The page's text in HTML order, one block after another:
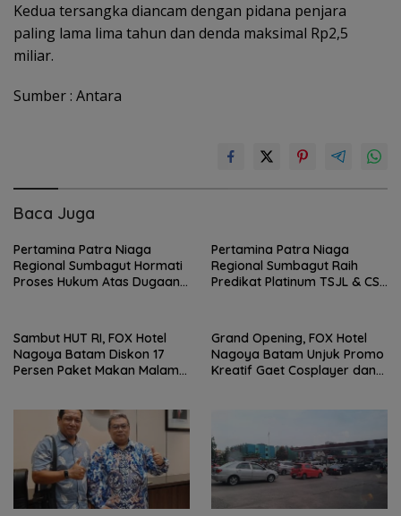
Kedua tersangka diancam dengan pidana penjara
paling lama lima tahun dan denda maksimal Rp2,5
miliar.
Sumber : Antara
Baca Juga
Pertamina Patra Niaga
Regional Sumbagut Hormati
Proses Hukum Atas Dugaan
Pertamina Patra Niaga
Regional Sumbagut Raih
Predikat Platinum TSJL & CSR
Sambut HUT RI, FOX Hotel
Nagoya Batam Diskon 17
Persen Paket Makan Malam
Grand Opening, FOX Hotel
Nagoya Batam Unjuk Promo
Kreatif Gaet Cosplayer dan